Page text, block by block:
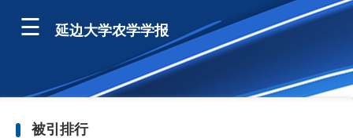
延边大学农学学报
被引排行